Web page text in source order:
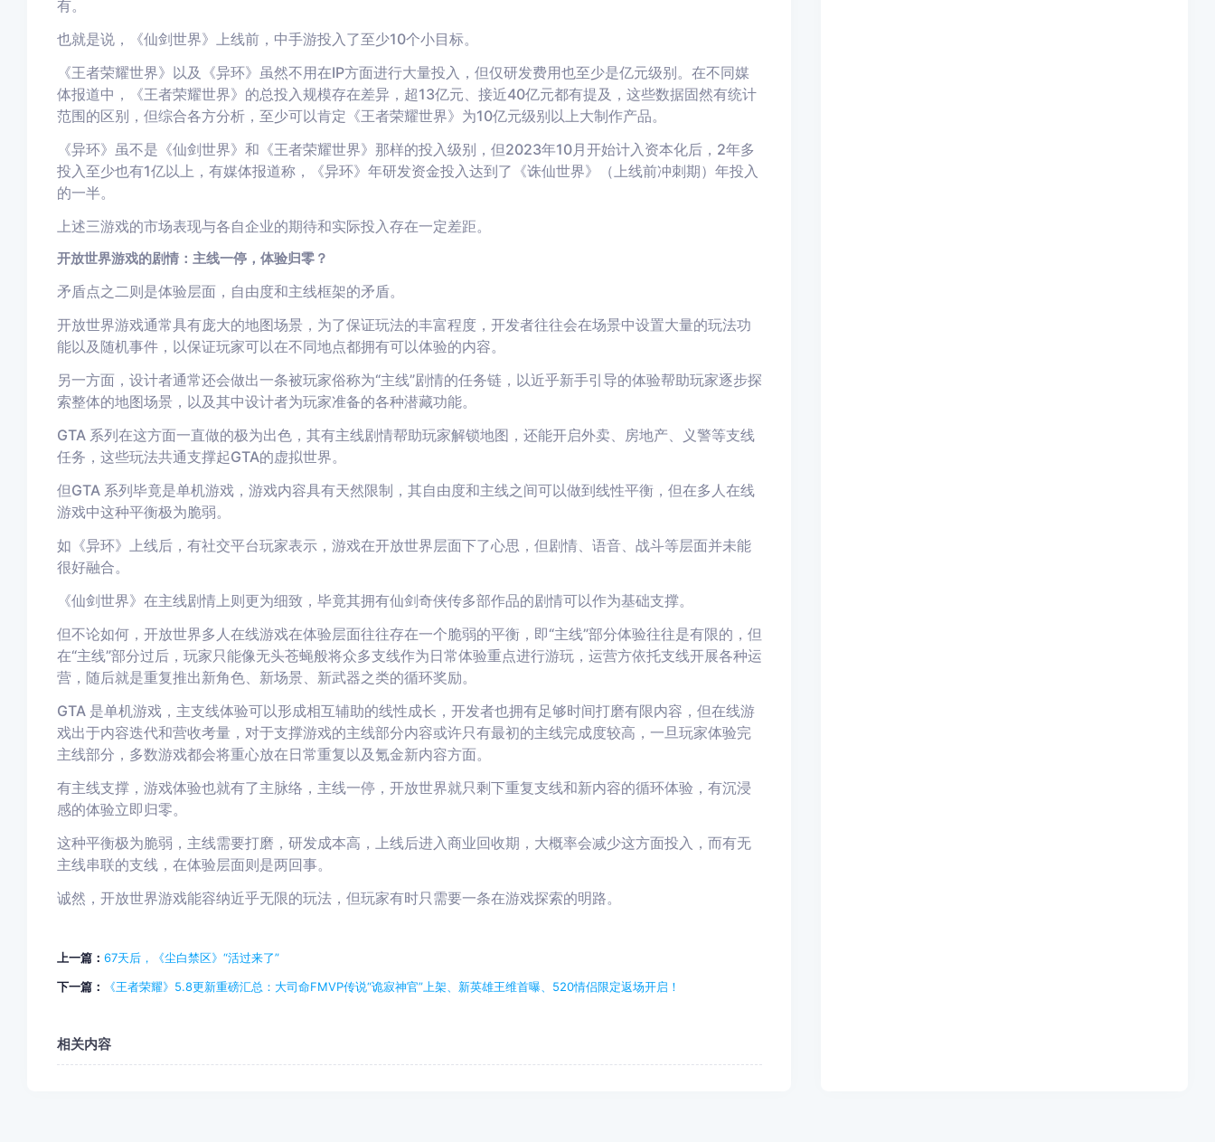
有。
也就是说，《仙剑世界》上线前，中手游投入了至少10个小目标。
《王者荣耀世界》以及《异环》虽然不用在IP方面进行大量投入，但仅研发费用也至少是亿元级别。在不同媒
体报道中，《王者荣耀世界》的总投入规模存在差异，超13亿元、接近40亿元都有提及，这些数据固然有统计
范围的区别，但综合各方分析，至少可以肯定《王者荣耀世界》为10亿元级别以上大制作产品。
《异环》虽不是《仙剑世界》和《王者荣耀世界》那样的投入级别，但2023年10月开始计入资本化后，2年多
投入至少也有1亿以上，有媒体报道称，《异环》年研发资金投入达到了《诛仙世界》（上线前冲刺期）年投入
的一半。
上述三游戏的市场表现与各自企业的期待和实际投入存在一定差距。
开放世界游戏的剧情：主线一停，体验归零？
矛盾点之二则是体验层面，自由度和主线框架的矛盾。
开放世界游戏通常具有庞大的地图场景，为了保证玩法的丰富程度，开发者往往会在场景中设置大量的玩法功
能以及随机事件，以保证玩家可以在不同地点都拥有可以体验的内容。
另一方面，设计者通常还会做出一条被玩家俗称为“主线”剧情的任务链，以近乎新手引导的体验帮助玩家逐步探
索整体的地图场景，以及其中设计者为玩家准备的各种潜藏功能。
GTA 系列在这方面一直做的极为出色，其有主线剧情帮助玩家解锁地图，还能开启外卖、房地产、义警等支线
任务，这些玩法共通支撑起GTA的虚拟世界。
但GTA 系列毕竟是单机游戏，游戏内容具有天然限制，其自由度和主线之间可以做到线性平衡，但在多人在线
游戏中这种平衡极为脆弱。
如《异环》上线后，有社交平台玩家表示，游戏在开放世界层面下了心思，但剧情、语音、战斗等层面并未能
很好融合。
《仙剑世界》在主线剧情上则更为细致，毕竟其拥有仙剑奇侠传多部作品的剧情可以作为基础支撑。
但不论如何，开放世界多人在线游戏在体验层面往往存在一个脆弱的平衡，即“主线”部分体验往往是有限的，但
在“主线”部分过后，玩家只能像无头苍蝇般将众多支线作为日常体验重点进行游玩，运营方依托支线开展各种运
营，随后就是重复推出新角色、新场景、新武器之类的循环奖励。
GTA 是单机游戏，主支线体验可以形成相互辅助的线性成长，开发者也拥有足够时间打磨有限内容，但在线游
戏出于内容迭代和营收考量，对于支撑游戏的主线部分内容或许只有最初的主线完成度较高，一旦玩家体验完
主线部分，多数游戏都会将重心放在日常重复以及氪金新内容方面。
有主线支撑，游戏体验也就有了主脉络，主线一停，开放世界就只剩下重复支线和新内容的循环体验，有沉浸
感的体验立即归零。
这种平衡极为脆弱，主线需要打磨，研发成本高，上线后进入商业回收期，大概率会减少这方面投入，而有无
主线串联的支线，在体验层面则是两回事。
诚然，开放世界游戏能容纳近乎无限的玩法，但玩家有时只需要一条在游戏探索的明路。
上一篇： 67天后，《尘白禁区》“活过来了”
下一篇：
《王者荣耀》5.8更新重磅汇总：大司命FMVP传说“诡寂神官”上架、新英雄王维首曝、520情侣限定返场开启！
相关内容